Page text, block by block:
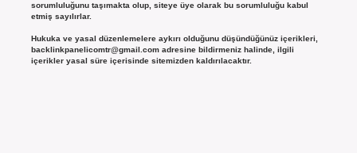
sorumluluğunu taşımakta olup, siteye üye olarak bu sorumluluğu kabul
etmiş sayılırlar.
Hukuka ve yasal düzenlemelere aykırı olduğunu düşündüğünüz içerikleri,
backlinkpanelicomtr@gmail.comadresine bildirmeniz halinde, ilgili
içerikler yasal süre içerisinde sitemizden kaldırılacaktır.